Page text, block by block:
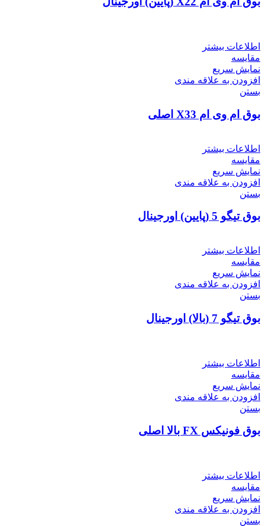
اطلاعات بیشتر
مقایسه
نمایش سریع
افزودن به علاقه مندی
بستن
بوق ام وی ام X33 اصلی
اطلاعات بیشتر
مقایسه
نمایش سریع
افزودن به علاقه مندی
بستن
بوق تیگو 5 (پایین) اورجینال
اطلاعات بیشتر
مقایسه
نمایش سریع
افزودن به علاقه مندی
بستن
بوق تیگو 7 (بالا) اورجینال
اطلاعات بیشتر
مقایسه
نمایش سریع
افزودن به علاقه مندی
بستن
بوق فونیکس FX بالا اصلی
اطلاعات بیشتر
مقایسه
نمایش سریع
افزودن به علاقه مندی
بستن